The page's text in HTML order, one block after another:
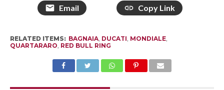
Email Copy Link
RELATED ITEMS: BAGNAIA, DUCATI, MONDIALE,
QUARTARARO, RED BULL RING